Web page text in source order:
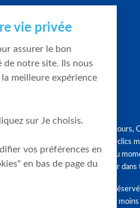
Graphique,
en quelques clics
tendances du
accompagner
Tous droits
différés d'au
vie privée
assurer le bon
notre site. Ils nous
meilleure expérience
sur Je choisis.
vos préférences en
en bas de page du